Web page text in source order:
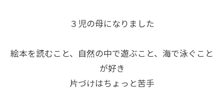
３児の母になりました
絵本を読むこと、自然の中で遊ぶこと、海で泳ぐこと
が好き
片づけはちょっと苦手